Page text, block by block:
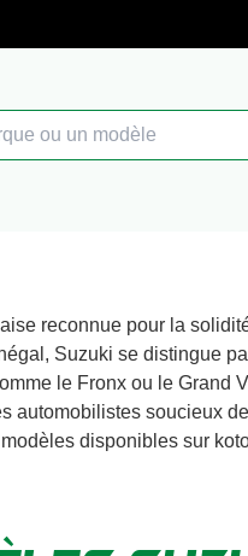
reconnue pour la
Suzuki se distingue
le Fronx ou le Grand
automobilistes soucieux
disponibles sur